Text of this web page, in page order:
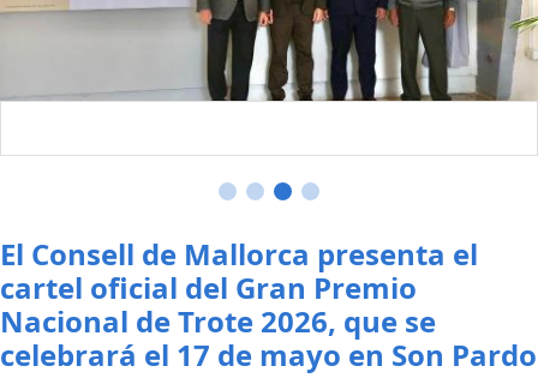
El Consell de Mallorca presenta el
cartel oficial del Gran Premio
Nacional de Trote 2026, que se
celebrará el 17 de mayo en Son Pardo